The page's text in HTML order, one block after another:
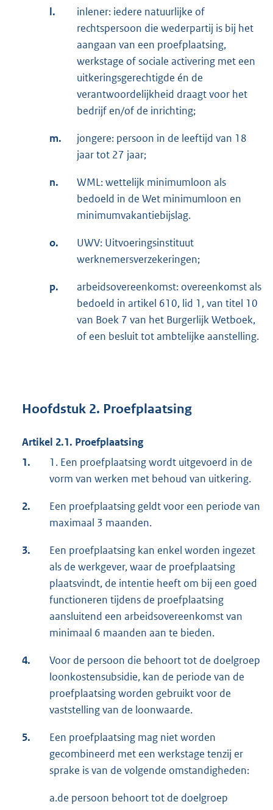
l.
inlener: iedere natuurlijke of
rechtspersoon die wederpartij is bij het
aangaan van een proefplaatsing,
werkstage of sociale activering met een
uitkeringsgerechtigde én de
verantwoordelijkheid draagt voor het
bedrijf en/of de inrichting;
m.
jongere: persoon in de leeftijd van 18
jaar tot 27 jaar;
n.
WML: wettelijk minimumloon als
bedoeld in de Wet minimumloon en
minimumvakantiebijslag.
o.
UWV: Uitvoeringsinstituut
werknemersverzekeringen;
p.
arbeidsovereenkomst: overeenkomst als
bedoeld in artikel 610, lid 1, van titel 10
van Boek 7 van het Burgerlijk Wetboek,
of een besluit tot ambtelijke aanstelling.
Hoofdstuk 2. Proefplaatsing
Artikel 2.1. Proefplaatsing
1.
1. Een proefplaatsing wordt uitgevoerd in de
vorm van werken met behoud van uitkering.
2.
Een proefplaatsing geldt voor een periode van
maximaal 3 maanden.
3.
Een proefplaatsing kan enkel worden ingezet
als de werkgever, waar de proefplaatsing
plaatsvindt, de intentie heeft om bij een goed
functioneren tijdens de proefplaatsing
aansluitend een arbeidsovereenkomst van
minimaal 6 maanden aan te bieden.
4.
Voor de persoon die behoort tot de doelgroep
loonkostensubsidie, kan de periode van de
proefplaatsing worden gebruikt voor de
vaststelling van de loonwaarde.
5.
Een proefplaatsing mag niet worden
gecombineerd met een werkstage tenzij er
sprake is van de volgende omstandigheden:
a.de persoon behoort tot de doelgroep